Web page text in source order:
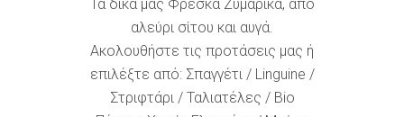
Τα δικά μας Φρέσκα Ζυμαρικά, από
αλεύρι σίτου και αυγά.
Ακολουθήστε τις προτάσεις μας ή
επιλέξτε από: Σπαγγέτι / Linguine /
Στριφτάρι / Ταλιατέλες / Bio